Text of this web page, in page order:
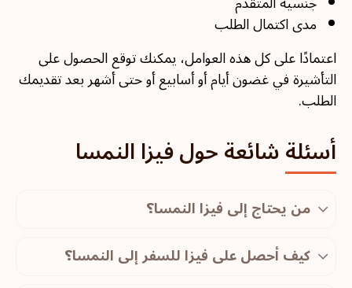
مدى اكتمال الطلب
اعتمادًا على كل هذه العوامل، يمكنك توقع الحصول على
التأشيرة في غضون أيام أو أسابيع أو حتى أشهر بعد تقديمك
الطلب.
أسئلة شائعة حول فيزا النمسا
من يحتاج إلى فيزا النمسا؟
كيف أحصل على فيزا للسفر إلى النمسا؟